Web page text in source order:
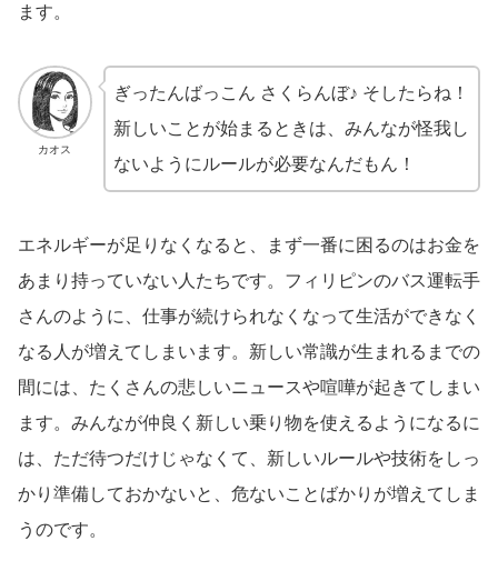
ます。
カオス
ぎったんばっこん さくらんぼ♪ そしたらね！
新しいことが始まるときは、みんなが怪我し
ないようにルールが必要なんだもん！
エネルギーが足りなくなると、まず一番に困るのはお金を
あまり持っていない人たちです。フィリピンのバス運転手
さんのように、仕事が続けられなくなって生活ができなく
なる人が増えてしまいます。新しい常識が生まれるまでの
間には、たくさんの悲しいニュースや喧嘩が起きてしまい
ます。みんなが仲良く新しい乗り物を使えるようになるに
は、ただ待つだけじゃなくて、新しいルールや技術をしっ
かり準備しておかないと、危ないことばかりが増えてしま
うのです。